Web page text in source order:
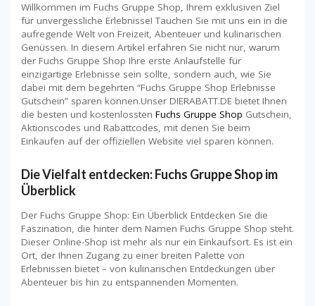
Willkommen im Fuchs Gruppe Shop, Ihrem exklusiven Ziel
für unvergessliche Erlebnisse! Tauchen Sie mit uns ein in die
aufregende Welt von Freizeit, Abenteuer und kulinarischen
Genüssen. In diesem Artikel erfahren Sie nicht nur, warum
der Fuchs Gruppe Shop Ihre erste Anlaufstelle für
einzigartige Erlebnisse sein sollte, sondern auch, wie Sie
dabei mit dem begehrten “Fuchs Gruppe Shop Erlebnisse
Gutschein” sparen können.Unser DIERABATT.DE bietet Ihnen
die besten und kostenlossten Fuchs Gruppe Shop Gutschein,
Aktionscodes und Rabattcodes, mit denen Sie beim
Einkaufen auf der offiziellen Website viel sparen können.
Die Vielfalt entdecken: Fuchs Gruppe Shop im
Überblick
Der Fuchs Gruppe Shop: Ein Überblick Entdecken Sie die
Faszination, die hinter dem Namen Fuchs Gruppe Shop steht.
Dieser Online-Shop ist mehr als nur ein Einkaufsort. Es ist ein
Ort, der Ihnen Zugang zu einer breiten Palette von
Erlebnissen bietet – von kulinarischen Entdeckungen über
Abenteuer bis hin zu entspannenden Momenten.